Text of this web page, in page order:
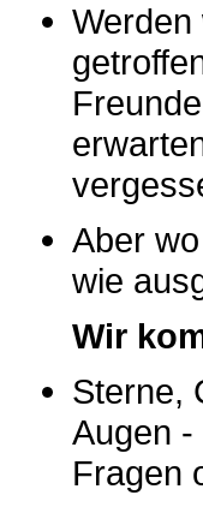
Aber
wie
Wir
Sterne,
Augen
Fragen